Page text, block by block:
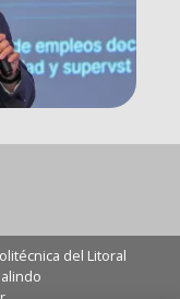
del Litoral